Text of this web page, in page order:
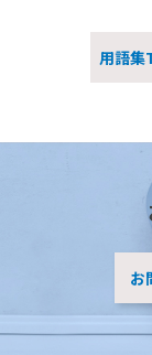
用語集
お